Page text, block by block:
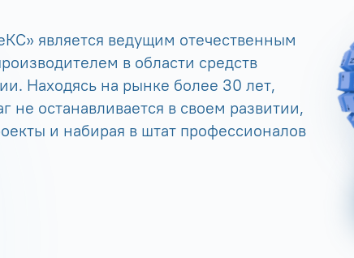
является ведущим отечественным
в области средств
Находясь на рынке более 30 лет,
не останавливается в своем развитии,
и набирая в штат профессионалов